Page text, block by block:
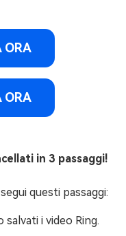
ORA
ORA
in 3 passaggi!
questi passaggi:
salvati i video Ring.